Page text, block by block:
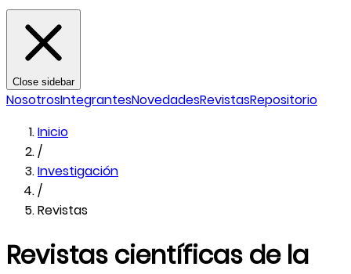
Close sidebar
NosotrosIntegrantesNovedadesRevistasRepositorio
Inicio
/
Investigación
/
Revistas
Revistas científicas de la